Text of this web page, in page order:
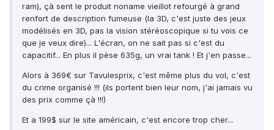
ram), çà sent le produit noname vieillot refourgé à grand
renfort de description fumeuse (la 3D, c'est juste des jeux
modélisés en 3D, pas la vision stéréoscopique si tu vois ce
que je veux dire)... L'écran, on ne sait pas si c'est du
capacitif... En plus il pèse 635g, un vrai tank ! Et j'en passe...
Alors à 369€ sur Tavulesprix, c'est même plus du vol, c'est
du crime organisé !!! (ils portent bien leur nom, j'ai jamais vu
des prix comme çà !!!)
Et a 199$ sur le site américain, c'est encore trop cher...